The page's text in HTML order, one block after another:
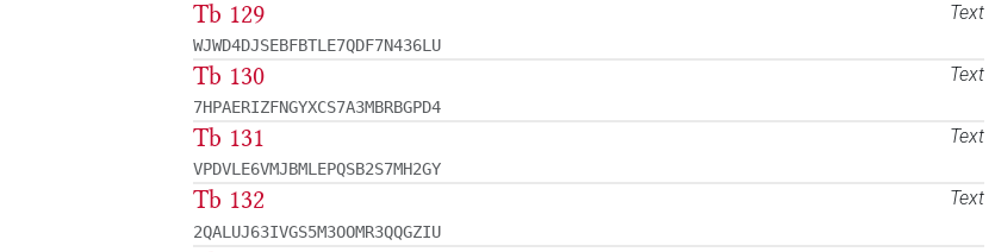
Text
Tb 129
WJWD4DJSEBFBTLE7QDF7N436LU
Text
Tb 130
7HPAERIZFNGYXCS7A3MBRBGPD4
Text
Tb 131
VPDVLE6VMJBMLEPQSB2S7MH2GY
Text
Tb 132
2QALUJ63IVGS5M3OOMR3QQGZIU